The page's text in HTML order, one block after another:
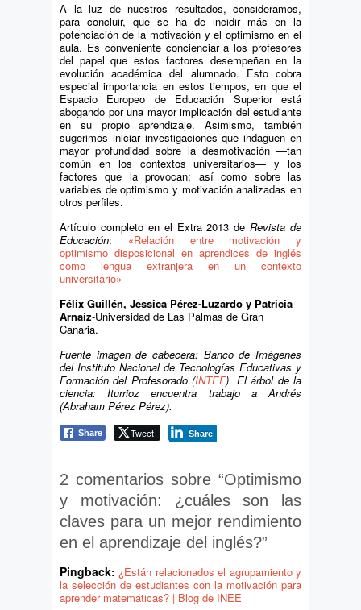
A la luz de nuestros resultados, consideramos,
para concluir, que se ha de incidir más en la
potenciación de la motivación y el optimismo en el
aula. Es conveniente concienciar a los profesores
del papel que estos factores desempeñan en la
evolución académica del alumnado. Esto cobra
especial importancia en estos tiempos, en que el
Espacio Europeo de Educación Superior está
abogando por una mayor implicación del estudiante
en su propio aprendizaje. Asimismo, también
sugerimos iniciar investigaciones que indaguen en
mayor profundidad sobre la desmotivación —tan
común en los contextos universitarios— y los
factores que la provocan; así como sobre las
variables de optimismo y motivación analizadas en
otros perfiles.
Artículo completo en el Extra 2013 deRevista de
Educación: «Relación entre motivación y
optimismo disposicional en aprendices de inglés
como lengua extranjera en un contexto
universitario»
Félix Guillén, Jessica Pérez-Luzardo y Patricia
Arnaiz-Universidad de Las Palmas de Gran
Canaria.
Fuente imagen de cabecera: Banco de Imágenes
del Instituto Nacional de Tecnologías Educativas y
Formación del Profesorado (INTEF). El árbol de la
ciencia: Iturrioz encuentra trabajo a Andrés
(Abraham Pérez Pérez).
Share Tweet Share
2 comentarios sobre “Optimismo
y motivación: ¿cuáles son las
claves para un mejor rendimiento
en el aprendizaje del inglés?”
Pingback: ¿Están relacionados el agrupamiento y
la selección de estudiantes con la motivación para
aprender matemáticas? | Blog de INEE